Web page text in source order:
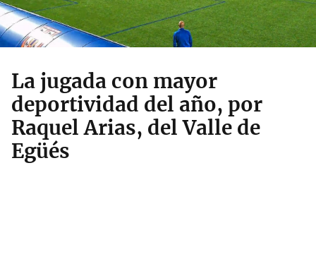
La jugada con mayor
deportividad del año, por
Raquel Arias, del Valle de
Egüés